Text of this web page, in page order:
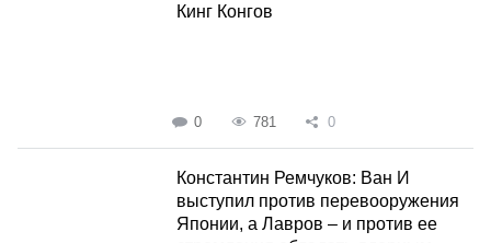
Кинг Конгов
0 781 0
Константин Ремчуков: Ван И
выступил против перевооружения
Японии, а Лавров – и против ее